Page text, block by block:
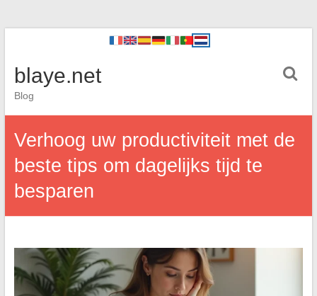
blaye.net
Blog
Verhoog uw productiviteit met de
beste tips om dagelijks tijd te
besparen